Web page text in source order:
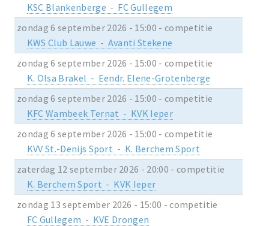
KSC Blankenberge - FC Gullegem
zondag 6 september 2026 - 15:00 - competitie
KWS Club Lauwe - Avanti Stekene
zondag 6 september 2026 - 15:00 - competitie
K. Olsa Brakel - Eendr. Elene-Grotenberge
zondag 6 september 2026 - 15:00 - competitie
KFC Wambeek Ternat - KVK Ieper
zondag 6 september 2026 - 15:00 - competitie
KVV St.-Denijs Sport - K. Berchem Sport
zaterdag 12 september 2026 - 20:00 - competitie
K. Berchem Sport - KVK Ieper
zondag 13 september 2026 - 15:00 - competitie
FC Gullegem - KVE Drongen